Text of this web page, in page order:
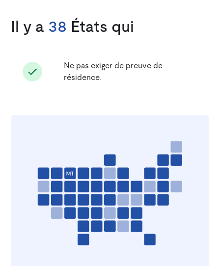
Il y a 38 États qui
Ne pas exiger de preuve de
résidence.